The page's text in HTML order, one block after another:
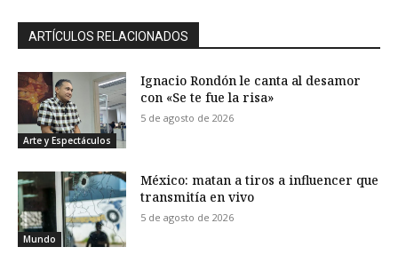
ARTÍCULOS RELACIONADOS
Arte y Espectáculos
Ignacio Rondón le canta al desamor
con «Se te fue la risa»
5 de agosto de 2026
Mundo
México: matan a tiros a influencer que
transmitía en vivo
5 de agosto de 2026